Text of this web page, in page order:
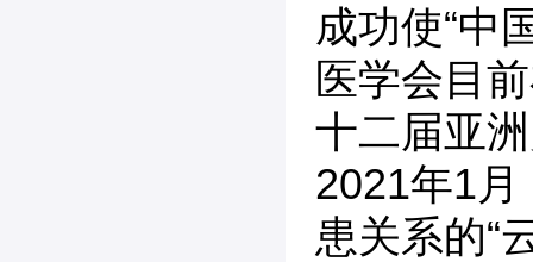
成功使“中
医学会目
十二届亚
2021年1
患关系的“